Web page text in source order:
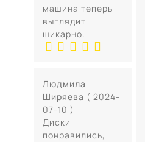
машина теперь
выглядит
шикарно.
Людмила
Ширяева ( 2024-
07-10 )
Диски
понравились,